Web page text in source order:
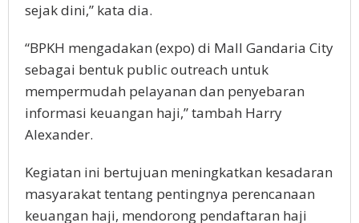
sejak dini,” kata dia.
“BPKH mengadakan (expo) di Mall Gandaria City
sebagai bentuk public outreach untuk
mempermudah pelayanan dan penyebaran
informasi keuangan haji,” tambah Harry
Alexander.
Kegiatan ini bertujuan meningkatkan kesadaran
masyarakat tentang pentingnya perencanaan
keuangan haji, mendorong pendaftaran haji